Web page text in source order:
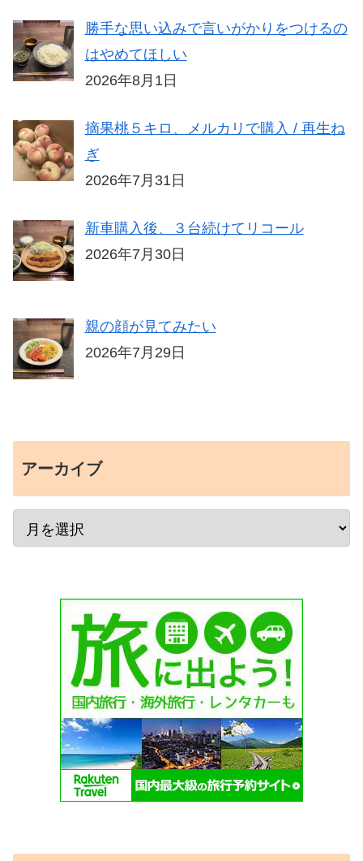
勝手な思い込みで言いがかりをつけるの
はやめてほしい
2026年8月1日
摘果桃５キロ、メルカリで購入 / 再生ね
ぎ
2026年7月31日
新車購入後、３台続けてリコール
2026年7月30日
親の顔が見てみたい
2026年7月29日
アーカイブ